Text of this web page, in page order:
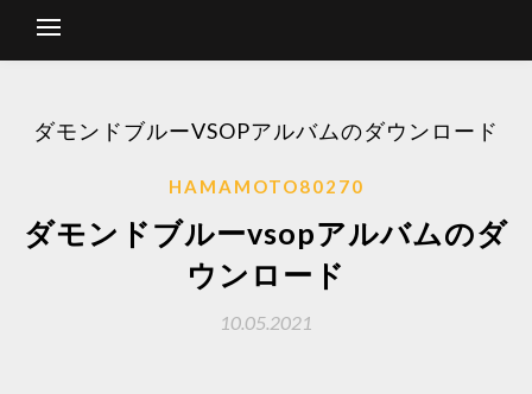
ダモンドブルーVSOPアルバムのダウンロード
HAMAMOTO80270
ダモンドブルーvsopアルバムのダ
ウンロード
10.05.2021